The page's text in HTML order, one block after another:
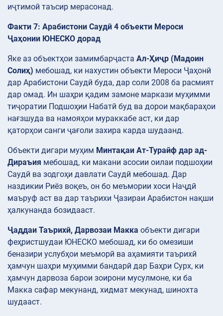
иҷтимоӣ таъсир мерасонад.
Факти 7: Арабистони Саудӣ 4 объекти Мероси
Ҷаҳонии ЮНЕСКО дорад
Яке аз объектҳои замимбарҷаста Ал-Ҳиҷр (Мадоин
Солиҳ) мебошад, ки нахустин объекти Мероси Ҷаҳонӣ
дар Арабистони Саудӣ буда, дар соли 2008 ба расмият
дар омад. Ин шаҳри қадим замоне маркази муҳимми
тиҷоратии Подшоҳии Набатӣ буд ва дорои мақбараҳои
нағзшуда ва намояҳои мураккабе аст, ки дар
қаторҳои санги ҷағоли захира карда шудаанд.
Объекти дигари муҳим Минтақаи Ат-Турайф дар ад-
Дираъия мебошад, ки макани асосии оилаи подшоҳии
Саудӣ ва зодгоҳи давлати Саудӣ мебошад. Дар
наздикии Риёз воқеъ, он бо меъмории хоси Наҷдӣ
маъруф аст ва дар таърихи Ҷазираи Арабистон нақши
ҳалкунанда бозидааст.
Ҷаддаи Таърихӣ, Дарвозаи Макка объекти дигари
феҳристшудаи ЮНЕСКО мебошад, ки бо омезиши
беназири услубҳои меъморӣ ва аҳамияти таърихӣ
ҳамчун шаҳри муҳимми бандарӣ дар Баҳри Сурх, ки
ҳамчун дарвоза барои зоирони мусулмоне, ки ба
Макка сафар мекунанд, хидмат мекунад, шинохта
шудааст.